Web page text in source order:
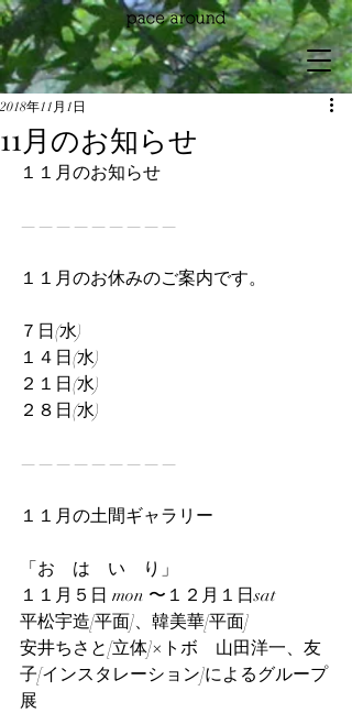
11月のお知らせ
2018年11月1日
１１月のお知らせ
—————————
１１月のお休みのご案内です。
７日(水)
１４日(水)
２１日(水)
２８日(水)
—————————
１１月の土間ギャラリー
「お　は　い　り」
１１月５日 mon 〜１２月１日sat
平松宇造[平面]、韓美華[平面]
安井ちさと[立体]×トボ　山田洋一、友
子[インスタレーション]によるグループ
展